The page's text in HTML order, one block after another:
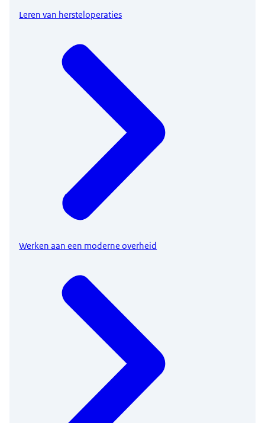
Leren van hersteloperaties
Werken aan een moderne overheid